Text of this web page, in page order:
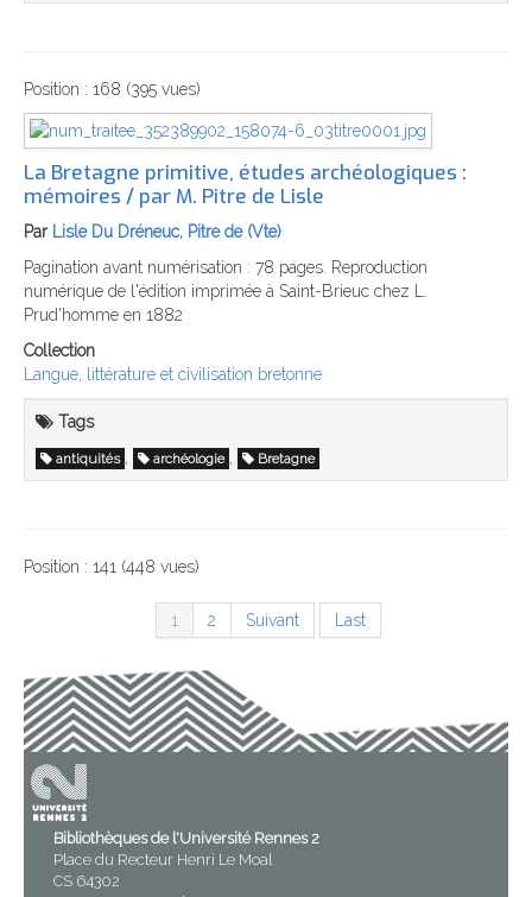
Position : 168 (395 vues)
La Bretagne primitive, études archéologiques :
mémoires / par M. Pitre de Lisle
Par Lisle Du Dréneuc, Pitre de (Vte)
Pagination avant numérisation : 78 pages. Reproduction
numérique de l'édition imprimée à Saint-Brieuc chez L.
Prud'homme en 1882
Collection
Langue, littérature et civilisation bretonne
Tags
antiquités , archéologie , Bretagne
Position : 141 (448 vues)
1 2 Suivant Last
Bibliothèques de l'Université Rennes 2
Place du Recteur Henri Le Moal
CS 64302